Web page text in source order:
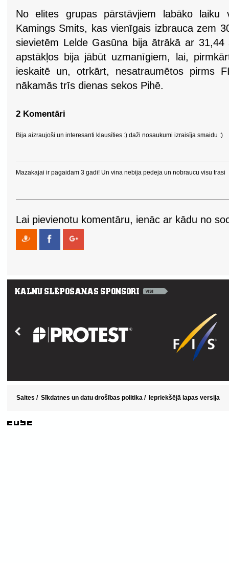
No elites grupas pārstāvjiem labāko laiku
Kamings Smits, kas vienīgais izbrauca zem
sievietēm Lelde Gasūna bija ātrākā ar
apstākļos bija jābūt uzmanīgiem, lai,
ieskaitē un, otrkārt, nesatraumētos pirms
nākamās trīs dienas sekos Pihē.
2 Komentāri
Bija aizraujoši un interesanti klausīties :) daži nosaukumi izraisīja smaidu :)
Mazakajai ir pagaidam 3 gadi! Un vina nebija pedeja un nobraucu visu trasi
Lai pievienotu komentāru, ienāc ar kādu no
Saites / Sīkdatnes un datu drošības politika / Iepriekšējā lapas versija